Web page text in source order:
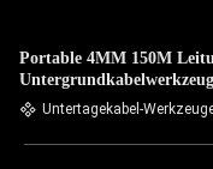
Portable 4MM 150M
Untertagekabel-